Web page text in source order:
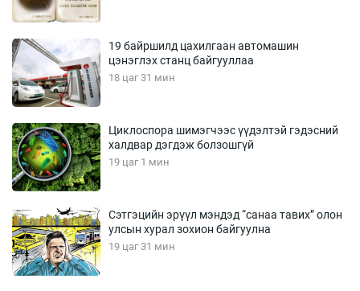
19 байршилд цахилгаан автомашин
цэнэглэх станц байгууллаа
18 цаг 31 мин
Циклоспора шимэгчээс үүдэлтэй гэдэсний
халдвар дэгдэж болзошгүй
19 цаг 1 мин
Сэтгэцийн эрүүл мэндэд “санаа тавих” олон
улсын хурал зохион байгуулна
19 цаг 31 мин